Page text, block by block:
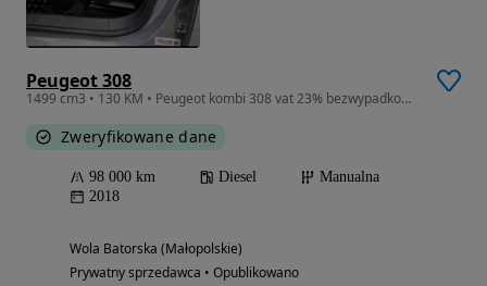
Peugeot 308
1499 cm3 • 130 KM • Peugeot kombi 308 vat 23% bezwypadkowy, polski salon
Zweryfikowane dane
98 000 km Diesel
Manualna
2018
Wola Batorska (Małopolskie)
Prywatny sprzedawca • Opublikowano